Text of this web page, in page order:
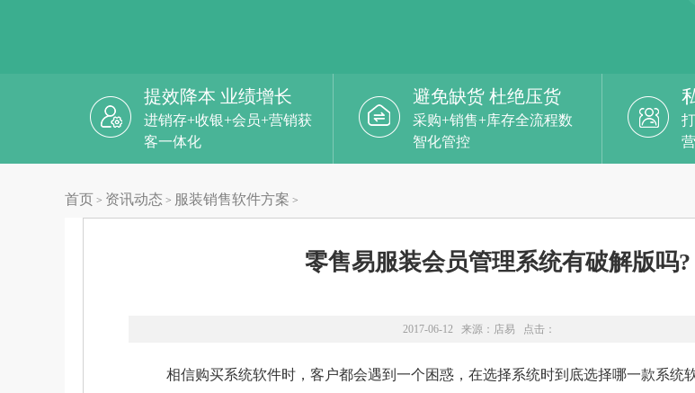
提效降本 业绩增长
进销存+收银+会员+营销获
客一体化
避免缺货 杜绝压货
采购+销售+库存全流程数
智化管控
首页 > 资讯动态 > 服装销售软件方案 >
零售易服装会员管理系统有破解版吗?
2017-06-12 来源： 店易 点击：
相信购买系统软件时，客户都会遇到一个困惑，在选择系统时到底选择哪一款系统